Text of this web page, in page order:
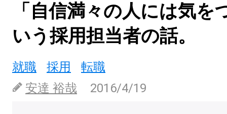
「自信満々の人には気を
いう採用担当者の話。
就職 採用
転職
安達 裕哉
2016/4/19